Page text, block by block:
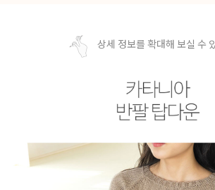
상세 정보를 확대해 보실 수